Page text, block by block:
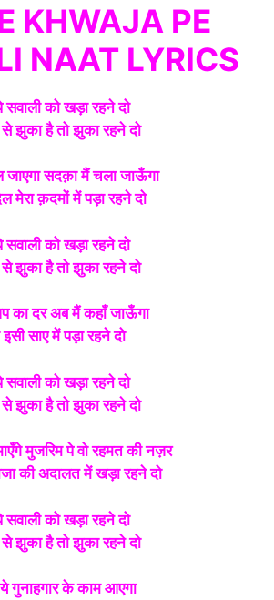
KHWAJA PE
NAAT LYRICS
सवाली को खड़ा रहने दो
झुका है तो झुका रहने दो
जाएगा सदक़ा मैं चला जाऊँगा
मेरा क़दमों में पड़ा रहने दो
सवाली को खड़ा रहने दो
झुका है तो झुका रहने दो
का दर अब मैं कहाँ जाऊँगा
साए में पड़ा रहने दो
सवाली को खड़ा रहने दो
झुका है तो झुका रहने दो
मुजरिम पे वो रहमत की नज़र
की अदालत में खड़ा रहने दो
सवाली को खड़ा रहने दो
झुका है तो झुका रहने दो
गुनाहगार के काम आएगा